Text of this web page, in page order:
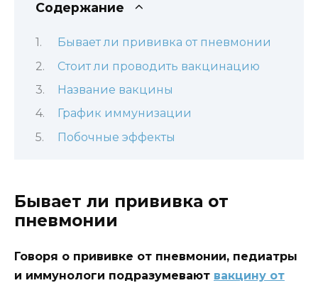
Содержание
Бывает ли прививка от пневмонии
Стоит ли проводить вакцинацию
Название вакцины
График иммунизации
Побочные эффекты
Бывает ли прививка от
пневмонии
Говоря о прививке от пневмонии, педиатры
и иммунологи подразумевают вакцину от